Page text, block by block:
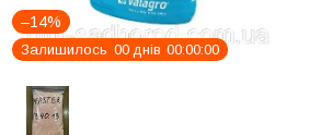
–14%
Залишилось 00 днів 00 00 00